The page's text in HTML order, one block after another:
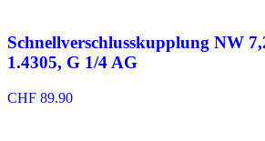
Schnellverschlusskupplung NW
1.4305, G 1/4 AG
CHF 89.90